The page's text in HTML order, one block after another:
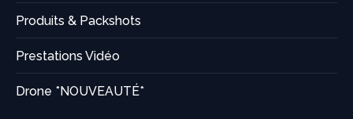
Produits & Packshots
Prestations Vidéo
Drone *NOUVEAUTÉ*